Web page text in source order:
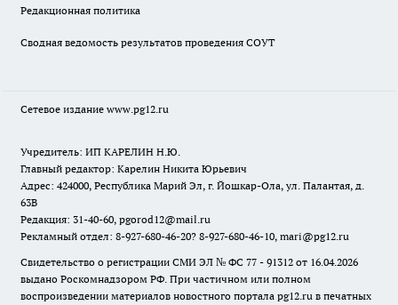
Редакционная политика
Сводная ведомость результатов проведения СОУТ
Сетевое издание www.pg12.ru
Учредитель: ИП КАРЕЛИН Н.Ю.
Главный редактор: Карелин Никита Юрьевич
Адрес: 424000, Республика Марий Эл, г. Йошкар-Ола, ул. Палантая, д.
63В
Редакция: 31-40-60, pgorod12@mail.ru
Рекламный отдел: 8-927-680-46-20? 8-927-680-46-10, mari@pg12.ru
Свидетельство о регистрации СМИ ЭЛ № ФС 77 - 91312 от 16.04.2026
выдано Роскомнадзором РФ. При частичном или полном
воспроизведении материалов новостного портала pg12.ru в печатных